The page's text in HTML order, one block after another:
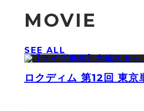
MOVIE
SEE ALL
ロクディム 第12回 東京